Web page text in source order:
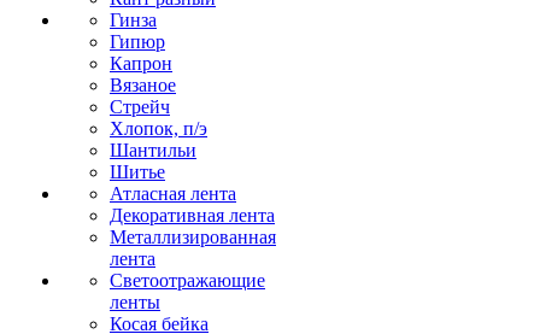
Гинза
Гипюр
Капрон
Вязаное
Стрейч
Хлопок, п/э
Шантильи
Шитье
Атласная лента
Декоративная лента
Металлизированная
лента
Светоотражающие
ленты
Косая бейка